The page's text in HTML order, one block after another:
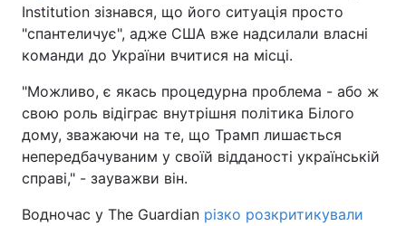
Institution зізнався, що його ситуація просто
"спантеличує", адже США вже надсилали власні
команди до України вчитися на місці.
"Можливо, є якась процедурна проблема - або ж
свою роль відіграє внутрішня політика Білого
дому, зважаючи на те, що Трамп лишається
непередбачуваним у своїй відданості українській
справі," - зауважви він.
Водночас у The Guardian різко розкритикували